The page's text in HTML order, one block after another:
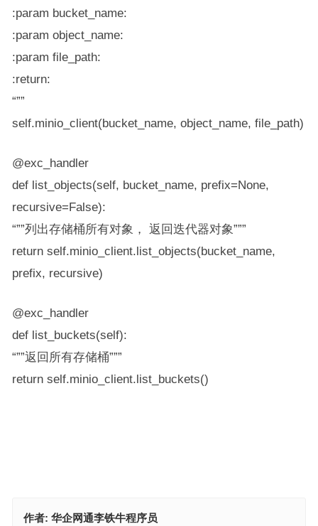
:param bucket_name:
:param object_name:
:param file_path:
:return:
“””
self.minio_client(bucket_name, object_name, file_path)
@exc_handler
def list_objects(self, bucket_name, prefix=None,
recursive=False):
“””列出存储桶所有对象， 返回迭代器对象”””
return self.minio_client.list_objects(bucket_name,
prefix, recursive)
@exc_handler
def list_buckets(self):
“””返回所有存储桶”””
return self.minio_client.list_buckets()
作者: 华企网通李铁牛程序员